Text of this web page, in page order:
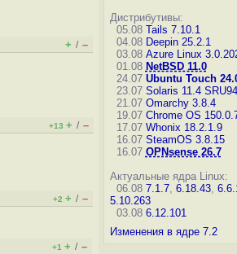
+ / –
+13 + / –
+2 + / –
+1 + / –
Дистрибутивы:
05.08 Tails 7.10.1
04.08 Deepin 25.2.1
03.08 Azure Linux
01.08 NetBSD 11.0
24.07 Ubuntu Touch
23.07 Solaris 11.4 SRU94
21.07 Omarchy 3.8.4
19.07 Chrome OS
17.07 Whonix 18.2.1.9
16.07 SteamOS 3.8.15
16.07 OPNsense 26.7
Актуальные ядра Linux:
06.08 7.1.7, 6.18.43,
5.10.263
03.08 6.12.101
Изменения в ядре 7.2